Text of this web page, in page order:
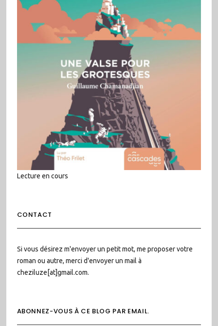
Lecture en cours
CONTACT
Si vous désirez m'envoyer un petit mot, me proposer votre
roman ou autre, merci d'envoyer un mail à
cheziluze[at]gmail.com.
ABONNEZ-VOUS À CE BLOG PAR EMAIL.